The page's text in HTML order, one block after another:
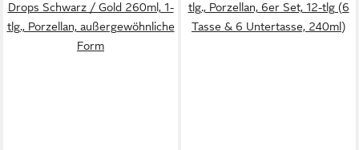
Drops Schwarz / Gold 260ml, 1-
tlg., Porzellan, außergewöhnliche
Form
tlg., Porzellan, 6er Set, 12-tlg (6
Tasse & 6 Untertasse, 240ml)